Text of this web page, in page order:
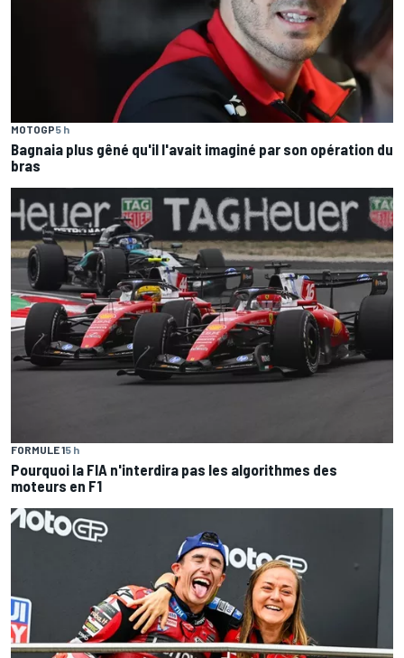
MOTOGP5 h
Bagnaia plus gêné qu'il l'avait imaginé par son opération du
bras
FORMULE 15 h
Pourquoi la FIA n'interdira pas les algorithmes des
moteurs en F1